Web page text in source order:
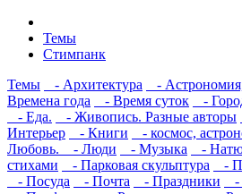
Темы
Стимпанк
Темы
- Архитектура -
Времена года
- Время суток -
- Еда.
- Живопись. Разные авторы
Интерьер
- Книги - космос,
Любовь.
- Люди - Музыка -
стихами
- Парковая скульптура -
- Посуда
- Почта - Праздники -